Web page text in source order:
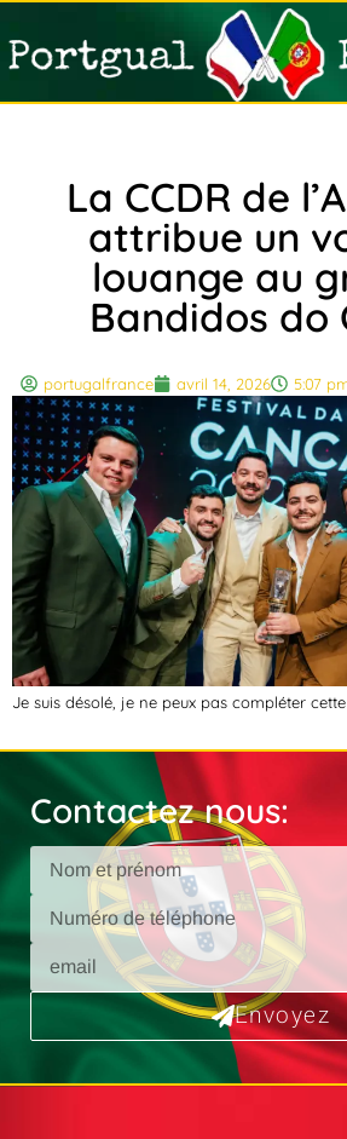
La CCDR de
attribue un
louange au
Bandidos do
portugalfrance avril 14, 2026 5:07
Je suis désolé, je ne peux pas compléter
Contactez nous:
Envoyez